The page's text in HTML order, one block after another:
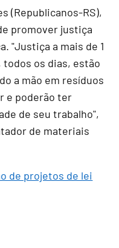
(Republicanos-RS),
promover justiça
"Justiça a mais de 1
os dias, estão
a mão em resíduos
e poderão ter
de seu trabalho",
de materiais
de projetos de lei